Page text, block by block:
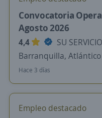
Convocatoria
Agosto 2026
4,4
SU
Barranquilla, Atlántico
Hace 3 días
Empleo destacado